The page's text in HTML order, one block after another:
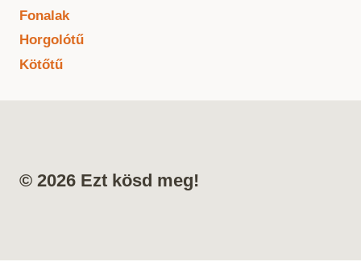
Fonalak
Horgolótű
Kötőtű
© 2026 Ezt kösd meg!